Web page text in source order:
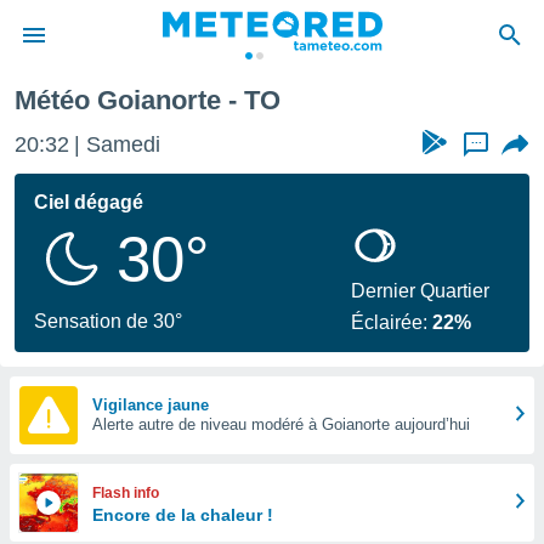
de
Météo Goianorte - TO
20:32 Samedi ...
Ciel dégagé
30°
Sensation de 30°
Dernier Quartier
Éclairée:22%
Vigilance jaune
Alerte autre de niveau modéré à Goianorte aujourd’hui
Flash info
Encore de la chaleur !